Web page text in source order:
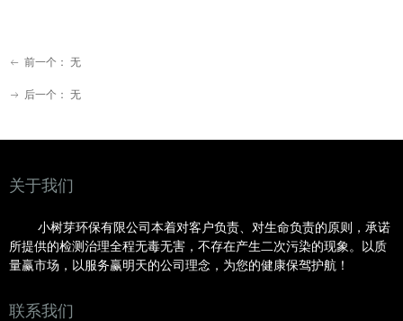
ꂃ 前一个： 无
ꁹ 后一个： 无
关于我们
小树芽环保有限公司本着对客户负责、对生命负责的原则，承诺
所提供的检测治理全程无毒无害，不存在产生二次污染的现象。以质
量赢市场，以服务赢明天的公司理念，为您的健康保驾护航！
联系我们